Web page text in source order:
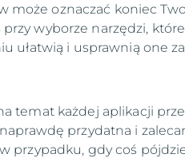
może oznaczać koniec
wyborze narzędzi, które
ułatwią i usprawnią one
temat każdej aplikacji
przydatna i
przypadku, gdy coś